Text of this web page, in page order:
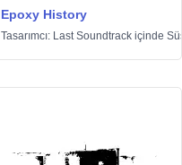
Epoxy History
Tasarımcı: Last Soundtrack içinde